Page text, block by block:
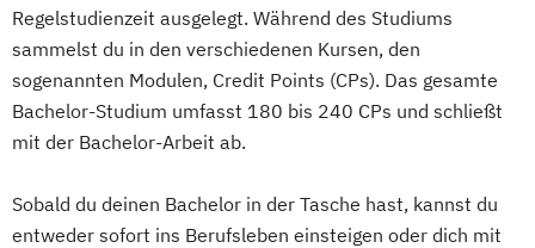
Regelstudienzeit ausgelegt. Während des Studiums
sammelst du in den verschiedenen Kursen, den
sogenannten Modulen, Credit Points (CPs). Das gesamte
Bachelor-Studium umfasst 180 bis 240 CPs und schließt
mit der Bachelor-Arbeit ab.
Sobald du deinen Bachelor in der Tasche hast, kannst du
entweder sofort ins Berufsleben einsteigen oder dich mit